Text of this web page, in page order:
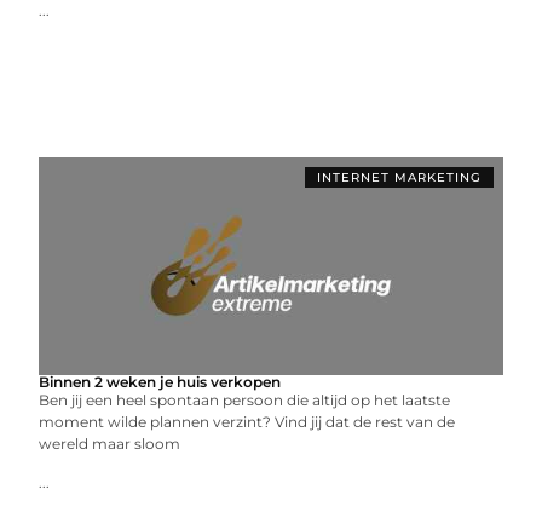
...
INTERNET MARKETING
Binnen 2 weken je huis verkopen
Ben jij een heel spontaan persoon die altijd op het laatste
moment wilde plannen verzint? Vind jij dat de rest van de
wereld maar sloom
...